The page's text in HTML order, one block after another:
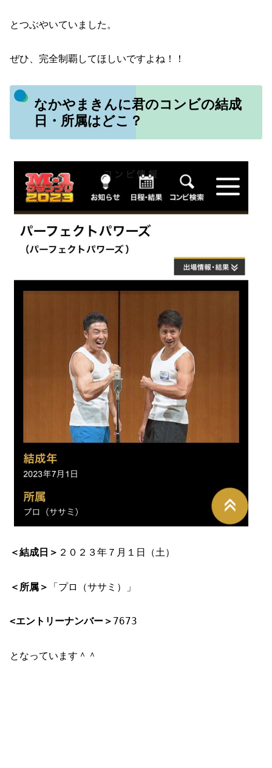
とつぶやいていました。
ぜひ、完全制覇してほしいですよね！！
なかやまきんに君のコンビの結成
日・所属はどこ？
＜結成日＞ ２０２３年７月１日（土）
＜所属＞ 「プロ（ササミ）」
<エントリーナンバー＞ 7673
となっています＾＾